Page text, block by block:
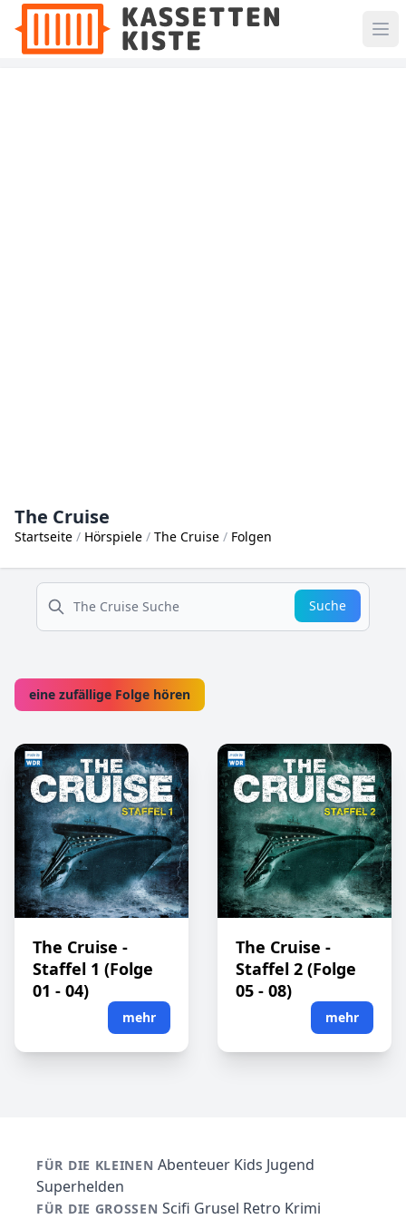
The Cruise
Startseite Hörspiele The Cruise Folgen
suche
Suche
eine zufällige Folge hören
The Cruise -
Staffel 1 (Folge
01 - 04)
mehr
The Cruise -
Staffel 2 (Folge
05 - 08)
mehr
FÜR DIE KLEINEN Abenteuer Kids Jugend
Superhelden
FÜR DIE GROSSEN Scifi Grusel Retro Krimi